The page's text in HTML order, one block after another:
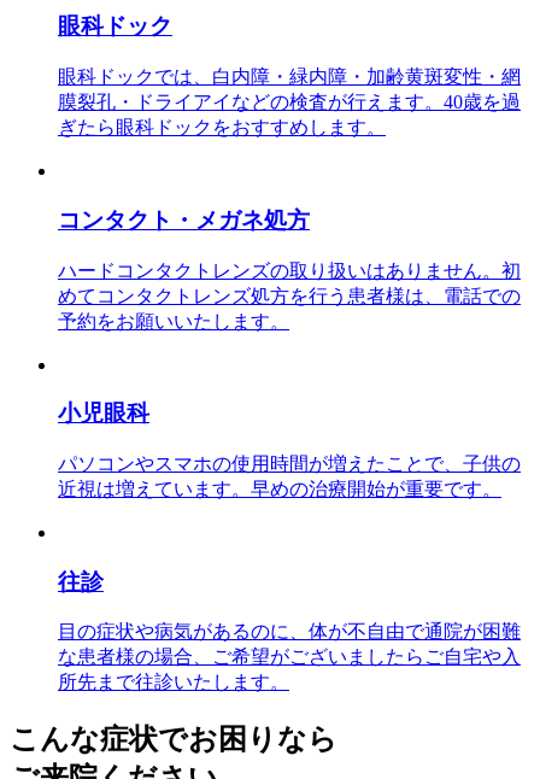
眼科ドック
眼科ドックでは、白内障・緑内障・加齢黄斑変性・網
膜裂孔・ドライアイなどの検査が行えます。40歳を過
ぎたら眼科ドックをおすすめします。
コンタクト・メガネ処方
ハードコンタクトレンズの取り扱いはありません。初
めてコンタクトレンズ処方を行う患者様は、電話での
予約をお願いいたします。
小児眼科
パソコンやスマホの使用時間が増えたことで、子供の
近視は増えています。早めの治療開始が重要です。
往診
目の症状や病気があるのに、体が不自由で通院が困難
な患者様の場合、ご希望がございましたらご自宅や入
所先まで往診いたします。
こんな症状でお困りなら